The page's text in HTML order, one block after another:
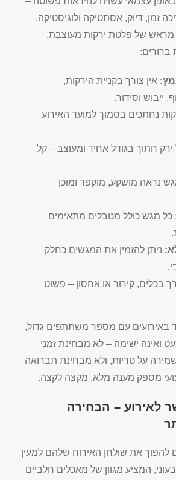
זמן, דיוק, אסתטיקה ולוגיסטיקה.
מראש של פלטת ירקות מעוצבת,
ברורים:
אין צורך בקניית הירקות,
ייבוש וסידור.
נחתכים בסמוך למועד האירוע
ירק חתוך בגודל אחיד ומעוצב – קל
נראה מושקע, מוקפד ומוכן
כל מגש כולל מטבלים מתאימים
ניתן להזמין את המגשים כחלק
בכלים, קירור או אחסון – פשוט
באירועים עם מספר משתתפים גדול,
ואינה ישימה – לא מבחינת זמני
על טריות, ולא מבחינת תברואה
מספק מענה מלא, מקצה לקצה.
לאירוע – הבחירה
להפוך את שולחן האירוח שלהם למעין
המציע מגוון של מאכלים חלביים